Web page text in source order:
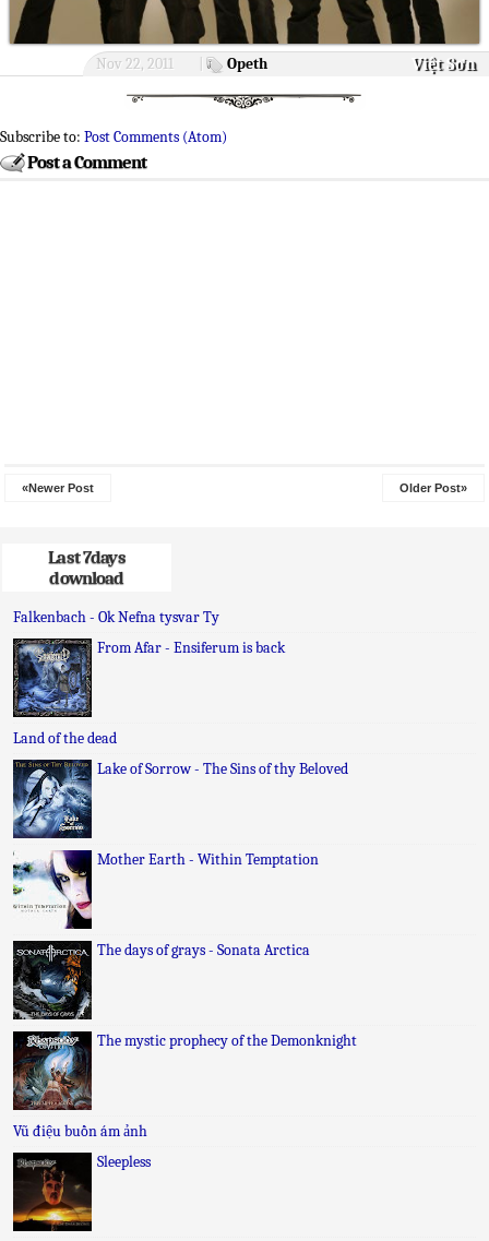
Nov 22, 2011 Opeth Việt Sơn
Subscribe to: Post Comments (Atom)
Post a Comment
«Newer Post Older Post»
Last 7days
download
Falkenbach - Ok Nefna tysvar Ty
From Afar - Ensiferum is back
Land of the dead
Lake of Sorrow - The Sins of thy Beloved
Mother Earth - Within Temptation
The days of grays - Sonata Arctica
The mystic prophecy of the Demonknight
Vũ điệu buồn ám ảnh
Sleepless